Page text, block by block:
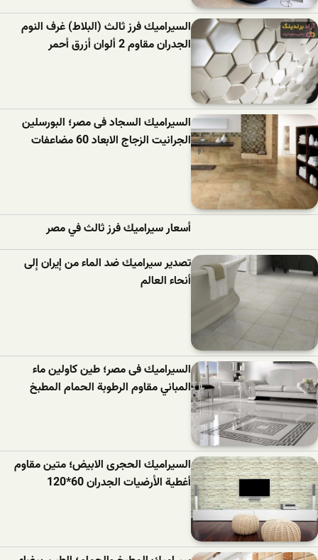
السیرامیك فرز ثالث (البلاط) غرف النوم
الجدران مقاوم 2 ألوان أزرق أحمر
السيراميك السجاد فى مصر؛ البورسلين
الجرانيت الزجاج الابعاد 60 مضاعفات
أسعار سيراميك فرز ثالث في مصر
تصدير سيراميك ضد الماء من إيران إلى
أنحاء العالم
السيراميك فى مصر؛ طين كاولين ماء
المباني مقاوم الرطوبة الحمام المطبخ
السيراميك الحجرى الابيض؛ متين مقاوم
أغطية الأرضيات الجدران 60*120